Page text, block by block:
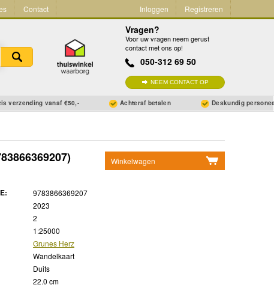
Contact Inloggen Registreren
Vragen?
Voor uw vragen neem gerust
contact met ons op!
050-312 69 50
NEEM CONTACT OP
verzending vanaf €50,- Achteraf betalen Deskundig
Winkelwagen
9783866369207
2023
2
1:25000
Grunes Herz
Wandelkaart
Duits
22.0 cm